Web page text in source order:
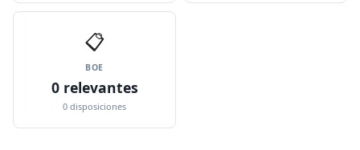
📋
BOE
0 relevantes
0 disposiciones